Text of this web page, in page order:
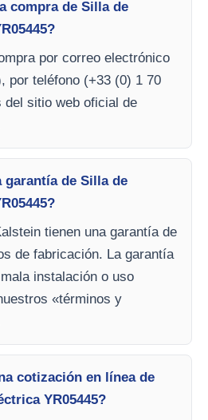
compra de Silla de
por correo electrónico
por teléfono (+33 (0) 1 70
del sitio web oficial de
garantía de Silla de
tienen una garantía de
de fabricación. La garantía
instalación o uso
«términos y
cotización en línea de
YR05445?